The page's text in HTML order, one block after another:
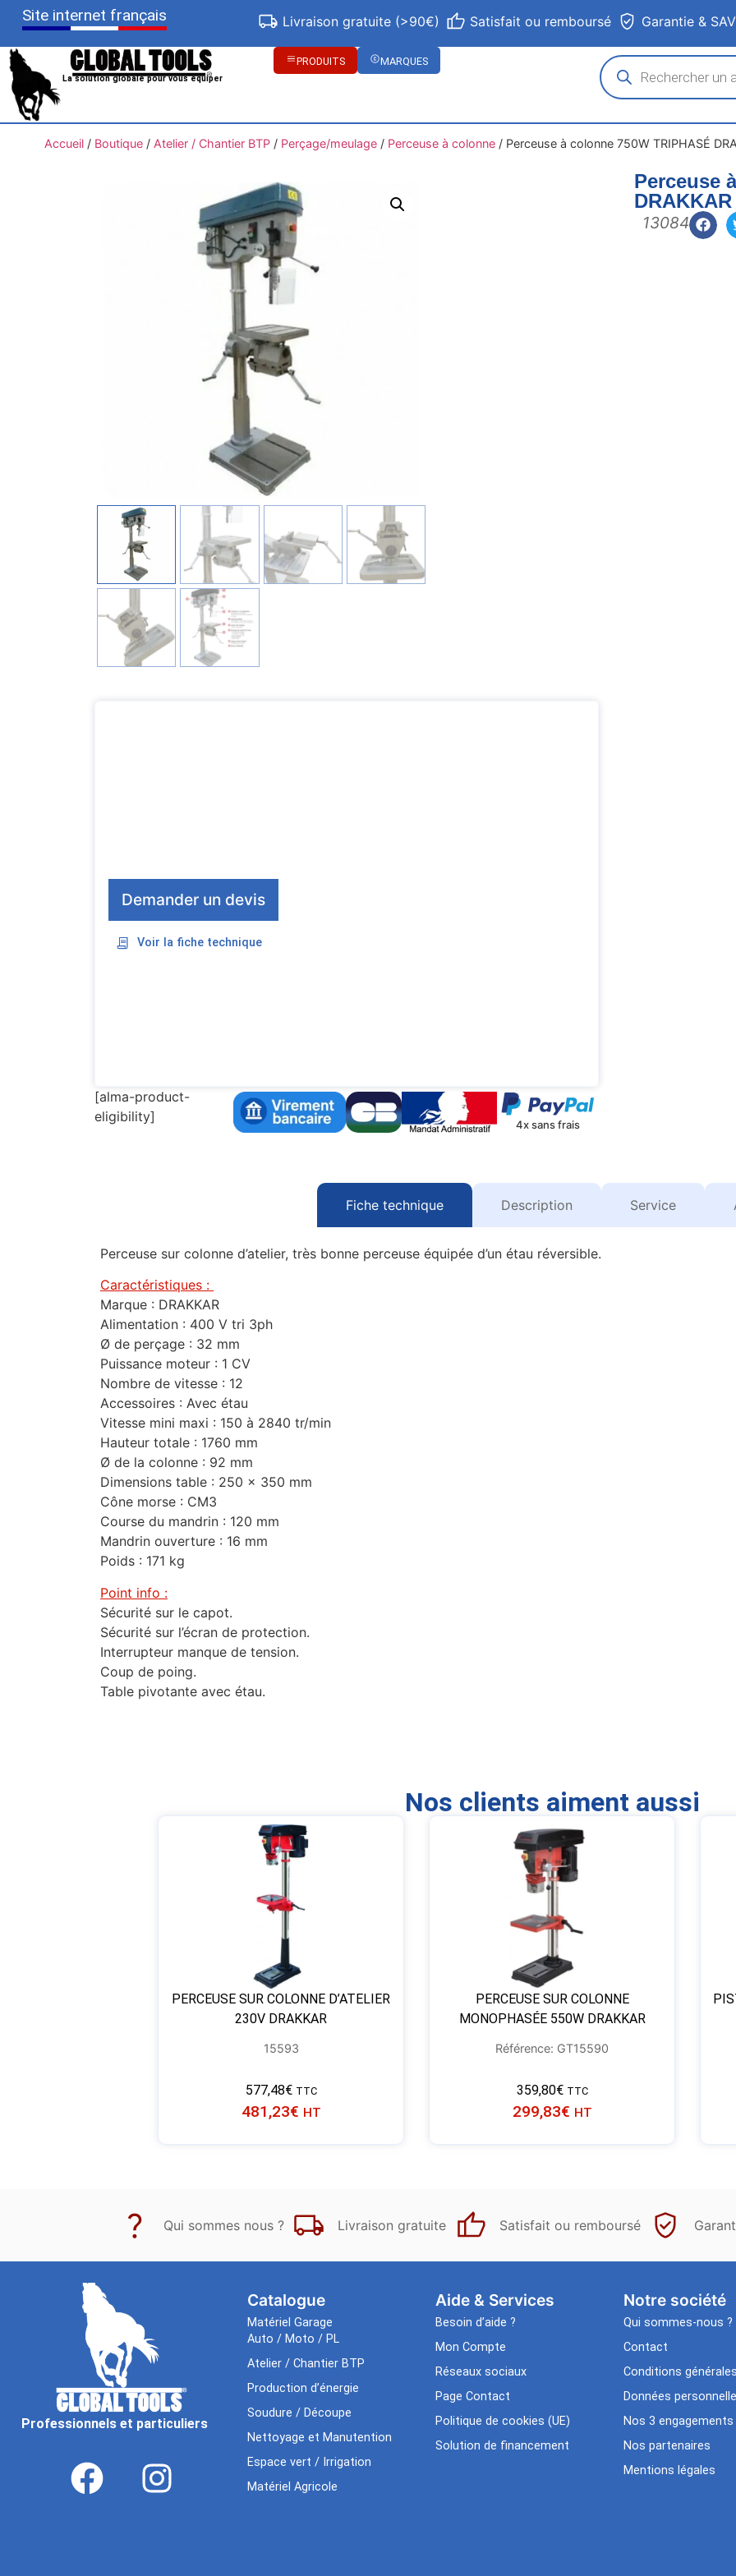
Site internet français Livraison gratuite (>90€) Satisfait ou remboursé Garantie & SAV
La solution globale pour vous équiper
PRODUITS MARQUES
Accueil/ Boutique/ Atelier / Chantier BTP/ Perçage/meulage/ Perceuse à colonne/ Perceuse à colonne 750W TRIPHASÉ
Perceuse
DRAKKAR
13084
Demander un devis
Voir la fiche technique
[alma-product-
eligibility]
4x sans frais
Fiche technique Description Service
Perceuse sur colonne d’atelier, très bonne perceuse équipée d’un étau réversible.
Caractéristiques :
Marque : DRAKKAR
Alimentation : 400 V tri 3ph
Ø de perçage : 32 mm
Puissance moteur : 1 CV
Nombre de vitesse : 12
Accessoires : Avec étau
Vitesse mini maxi : 150 à 2840 tr/min
Hauteur totale : 1760 mm
Ø de la colonne : 92 mm
Dimensions table : 250 x 350 mm
Cône morse : CM3
Course du mandrin : 120 mm
Mandrin ouverture : 16 mm
Poids : 171 kg
Point info :
Sécurité sur le capot.
Sécurité sur l’écran de protection.
Interrupteur manque de tension.
Coup de poing.
Table pivotante avec étau.
Nos clients aiment aussi
PERCEUSE SUR COLONNE D’ATELIER
230V DRAKKAR
15593
577,48€ TTC
481,23€ HT
PERCEUSE SUR COLONNE
MONOPHASÉE 550W DRAKKAR
Référence: GT15590
359,80€ TTC
299,83€ HT
Qui sommes nous ? Livraison gratuite Satisfait ou remboursé
Professionnels et particuliers
Catalogue
Matériel Garage
Auto / Moto / PL
Atelier / Chantier BTP
Production d’énergie
Soudure / Découpe
Nettoyage et Manutention
Espace vert / Irrigation
Matériel Agricole
Aide & Services​
Besoin d’aide ?
Mon Compte
Réseaux sociaux
Page Contact
Politique de cookies (UE)
Solution de financement
Notre société
Qui sommes-nous ?
Contact
Conditions
Données
Nos 3 engagements
Nos partenaires
Mentions légales